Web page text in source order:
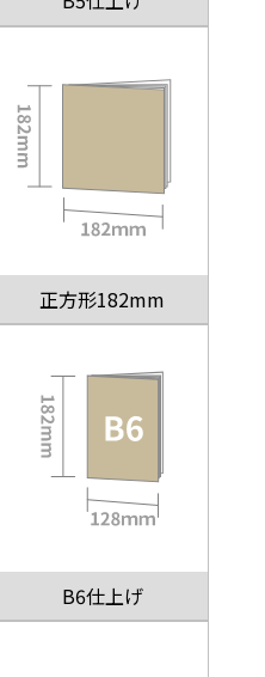
正方形182mm
B6仕上げ